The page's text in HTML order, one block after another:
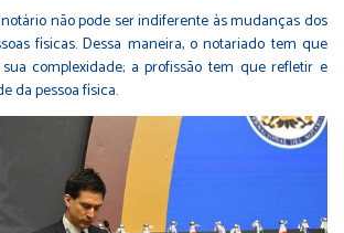
não pode ser indiferente às mudanças dos
físicas. Dessa maneira, o notariado tem que
complexidade; a profissão tem que refletir e
da pessoa física.